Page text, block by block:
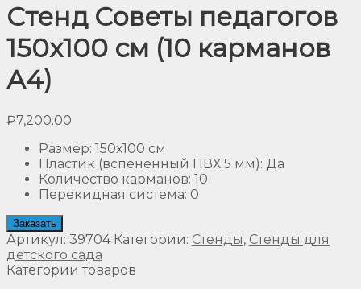
Стенд Советы педагогов
150х100 см (10 карманов
А4)
₽7,200.00
Размер: 150х100 см
Пластик (вспененный ПВХ 5 мм): Да
Количество карманов: 10
Перекидная система: 0
Заказать
Артикул: 39704 Категории: Стенды, Стенды для
детского сада
Категории товаров